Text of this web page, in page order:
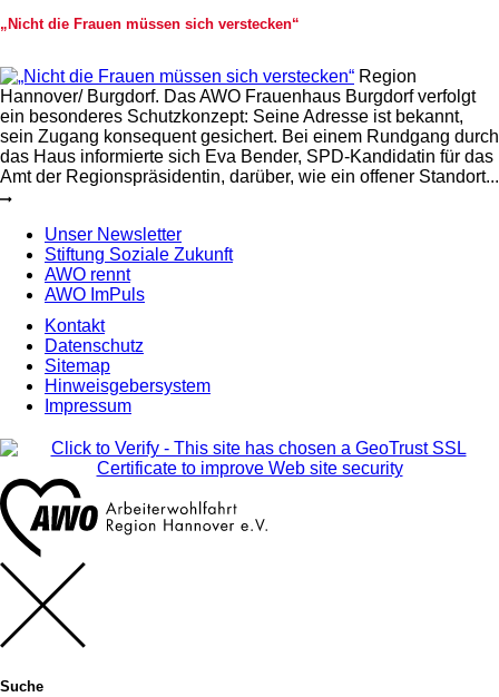
„Nicht die Frauen müssen sich verstecken“
Region
Hannover/ Burgdorf. Das AWO Frauenhaus Burgdorf verfolgt
ein besonderes Schutzkonzept: Seine Adresse ist bekannt,
sein Zugang konsequent gesichert. Bei einem Rundgang durch
das Haus informierte sich Eva Bender, SPD-Kandidatin für das
Amt der Regionspräsidentin, darüber, wie ein offener Standort...
Unser Newsletter
Stiftung Soziale Zukunft
AWO rennt
AWO ImPuls
Kontakt
Datenschutz
Sitemap
Hinweisgebersystem
Impressum
Suche